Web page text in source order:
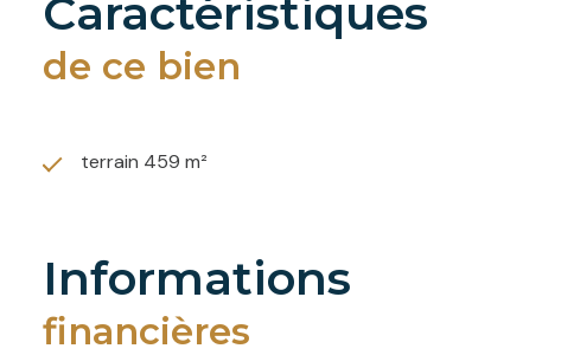
caractéristiques
de ce bien
terrain 459 m²
informations
financières